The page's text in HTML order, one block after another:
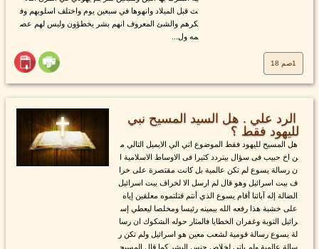
ث قبل الميلاد وانهوها في سبعين يوم واختلف اسلوبهم وف
كرهم والشئ المعروف انهم بشر يخطؤون وليس لهم عص
مه ول...
1صم 18
الرد علي . هل السيد المسيح نبي
لليهود فقط ؟
هل المسيح لليهود فقط الموضوع اتي الي الايميل التالي م
ن اخ حبيب فى سؤال بيتردد كثيرا فى الاوساط الاسلامية ا
ن رسالة يسوع لم تكن عالمية بل كانت مقتصرة على خرا
ف بيت اسرائيل وهو قال لم ارسل الا لخراف بيت اسرائيل
الضالة إله آبائنا أقام يسوع الذي أنتم قتلتموه معلقين إياه
على خشبة هذا رفعه الله بيمينه رئيسا ومخلصا ليعطي إس
رائيل التوبة وغفران الخطايا فالمثار حوله الشكوك ان رسا
لة يسوع رسالة قومية لشعب معين هو اسرائيل ولم تكن ر
سالة عالمية ولم ياتى لخلاص جنس البشر كما قال المسيح